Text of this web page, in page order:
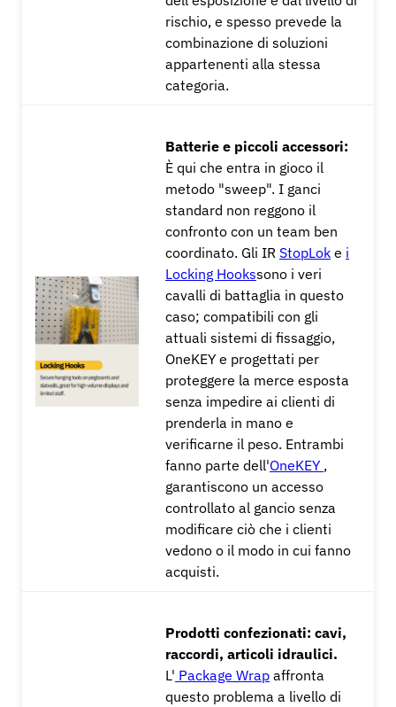
rischio, e spesso prevede la
combinazione di soluzioni
appartenenti alla stessa
categoria.
Batterie e piccoli accessori:
È qui che entra in gioco il
metodo "sweep". I ganci
standard non reggono il
confronto con un team ben
coordinato. Gli IR StopLok e i
Locking Hookssono i veri
cavalli di battaglia in questo
caso; compatibili con gli
attuali sistemi di fissaggio,
OneKEY e progettati per
proteggere la merce esposta
senza impedire ai clienti di
prenderla in mano e
verificarne il peso. Entrambi
fanno parte dell'OneKEY ,
garantiscono un accesso
controllato al gancio senza
modificare ciò che i clienti
vedono o il modo in cui fanno
acquisti.
Prodotti confezionati: cavi,
raccordi, articoli idraulici.
L' Package Wrap affronta
questo problema a livello di